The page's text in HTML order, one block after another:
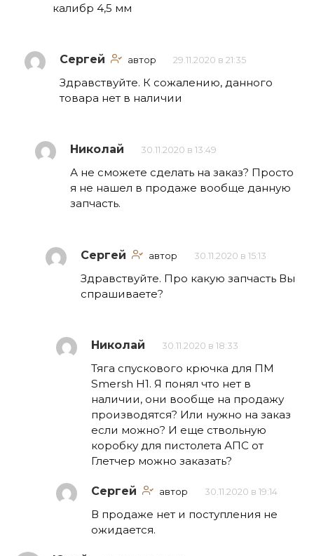
калибр 4,5 мм
Сергей автор 29.11.2020 в 21:35
Здравствуйте. К сожалению, данного
товара нет в наличии
Николай 30.11.2020 в 13:49
А не сможете сделать на заказ? Просто
я не нашел в продаже вообще данную
запчасть.
Сергей автор 30.11.2020 в 15:13
Здравствуйте. Про какую запчасть Вы
спрашиваете?
Николай 30.11.2020 в 18:33
Тяга спускового крючка для ПМ
Smersh H1. Я понял что нет в
наличии, они вообще на продажу
производятся? Или нужно на заказ
если можно? И еще ствольную
коробку для пистолета АПС от
Глетчер можно заказать?
Сергей автор 30.11.2020 в 19:14
В продаже нет и поступления не
ожидается.